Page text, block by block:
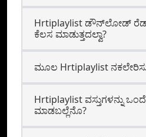
Hrtiplaylist ಡೌನ್‌ಲೋಡ್‌ ರೆಡ್‌
ಕೆಲಸ ಮಾಡುತ್ತದಲ್ವಾ?
ಮೂಲ Hrtiplaylist
Hrtiplaylist ವಸ್ತುಗಳನ್ನು
ಮಾಡಬಲ್ಲೆನೊ?